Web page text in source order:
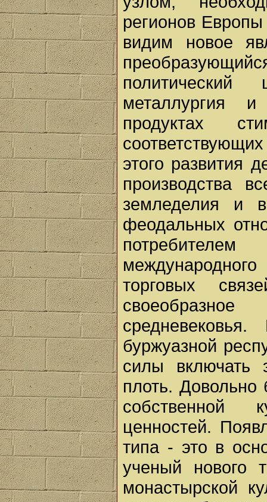
регионов
видим новое
металлургия
продуктах
этого развития
производства
земледелия и
феодальных
торговых
буржуазной
силы включать
плоть. Довольно
собственной
ценностей.
типа - это в
ученый нового
монастырской